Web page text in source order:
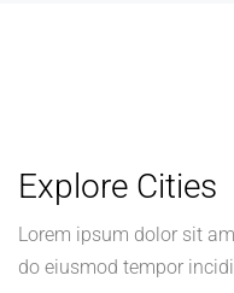
Explore Cities
Lorem ipsum dolor sit
do eiusmod tempor